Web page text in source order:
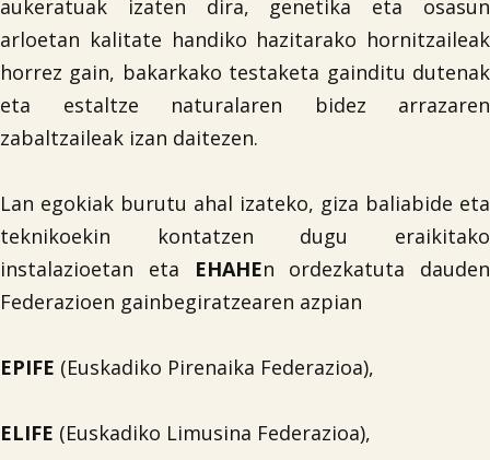
aukeratuak izaten dira, genetika eta osasun
arloetan kalitate handiko hazitarako hornitzaileak
horrez gain, bakarkako testaketa gainditu dutenak
eta estaltze naturalaren bidez arrazaren
zabaltzaileak izan daitezen.
Lan egokiak burutu ahal izateko, giza baliabide eta
teknikoekin kontatzen dugu eraikitako
instalazioetan eta
EHAHEn ordezkatuta dauden
Federazioen gainbegiratzearen azpian
EPIFE (Euskadiko Pirenaika Federazioa),
ELIFE (Euskadiko Limusina Federazioa),